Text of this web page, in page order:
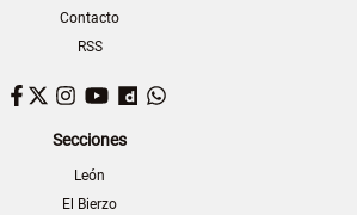
Contacto
RSS
Facebook
TwitterInstagram
YouTubeDailymotion
Secciones
León
El Bierzo